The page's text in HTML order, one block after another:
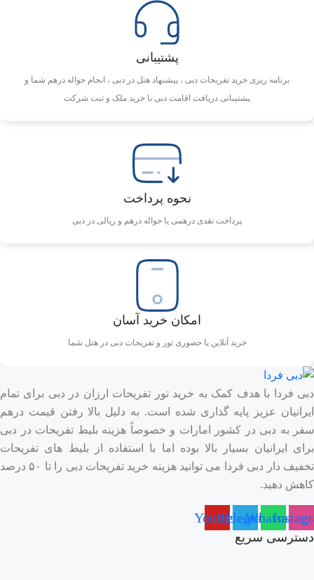
پشتیبانی
برنامه ریزی خرید تفریحات دبی ، پیشنهاد هتل در دبی ، انجام حواله درهم شما و
پشتیبانی دریافت اقامت دبی با خرید ملک و ثبت شرکت
نحوه پرداخت
پرداخت نقدی درهمی یا حواله درهم و ریالی در دبی
امکان خرید آسان
خرید آنلاین یا حضوری تور و تفریحات دبی در هتل شما
دبی فردا با هدف کمک به خرید تور تفریحات ارزان در دبی برای تمام
ایرانیان عزیز پایه گذاری شده است. به دلیل بالا رفتن قیمت درهم
سفر به دبی در کشور امارات و خصوصاً هزینه بلیط تفریحات در دبی
برای ایرانیان بسیار بالا بوده اما با استفاده از بلیط های تفریحات
تخفیف دار دبی فردا می توانید هزینه خرید تفریحات دبی را تا ۵۰ درصد
کاهش دهید.
Whatsapp
Telegram
Youtube
دسترسی سریع